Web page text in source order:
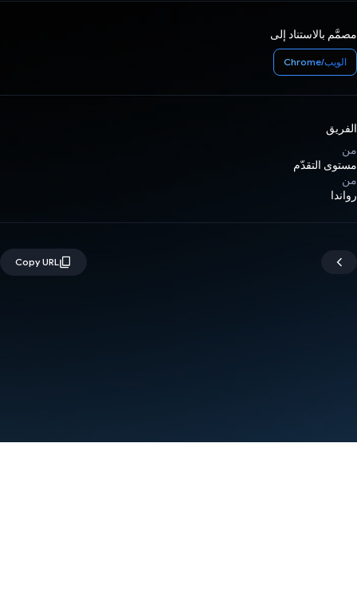
مصمَّم بالاستناد إلى
الويب/Chrome
الفريق
من
مستوى التقدّم
من
رواندا